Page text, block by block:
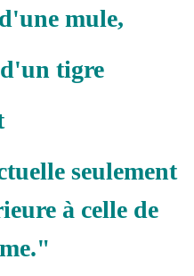
mule,
tigre
seulement
à celle de